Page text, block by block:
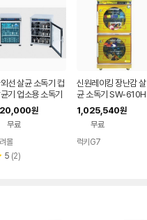
선 살균 소독기 컵
기 업소용 소독기
800 (일반/건
)
원
무료
몰
5 리
(2)
신원레이킹 장난감 살
균 소독기 SW-610H
자외선 살균 소독기
1,025,540원
무료
럭키G7